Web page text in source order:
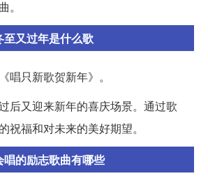
。
又过年是什么歌
唱只新歌贺新年》。
后又迎来新年的喜庆场景。通过歌
祝福和对未来的美好期望。
的励志歌曲有哪些